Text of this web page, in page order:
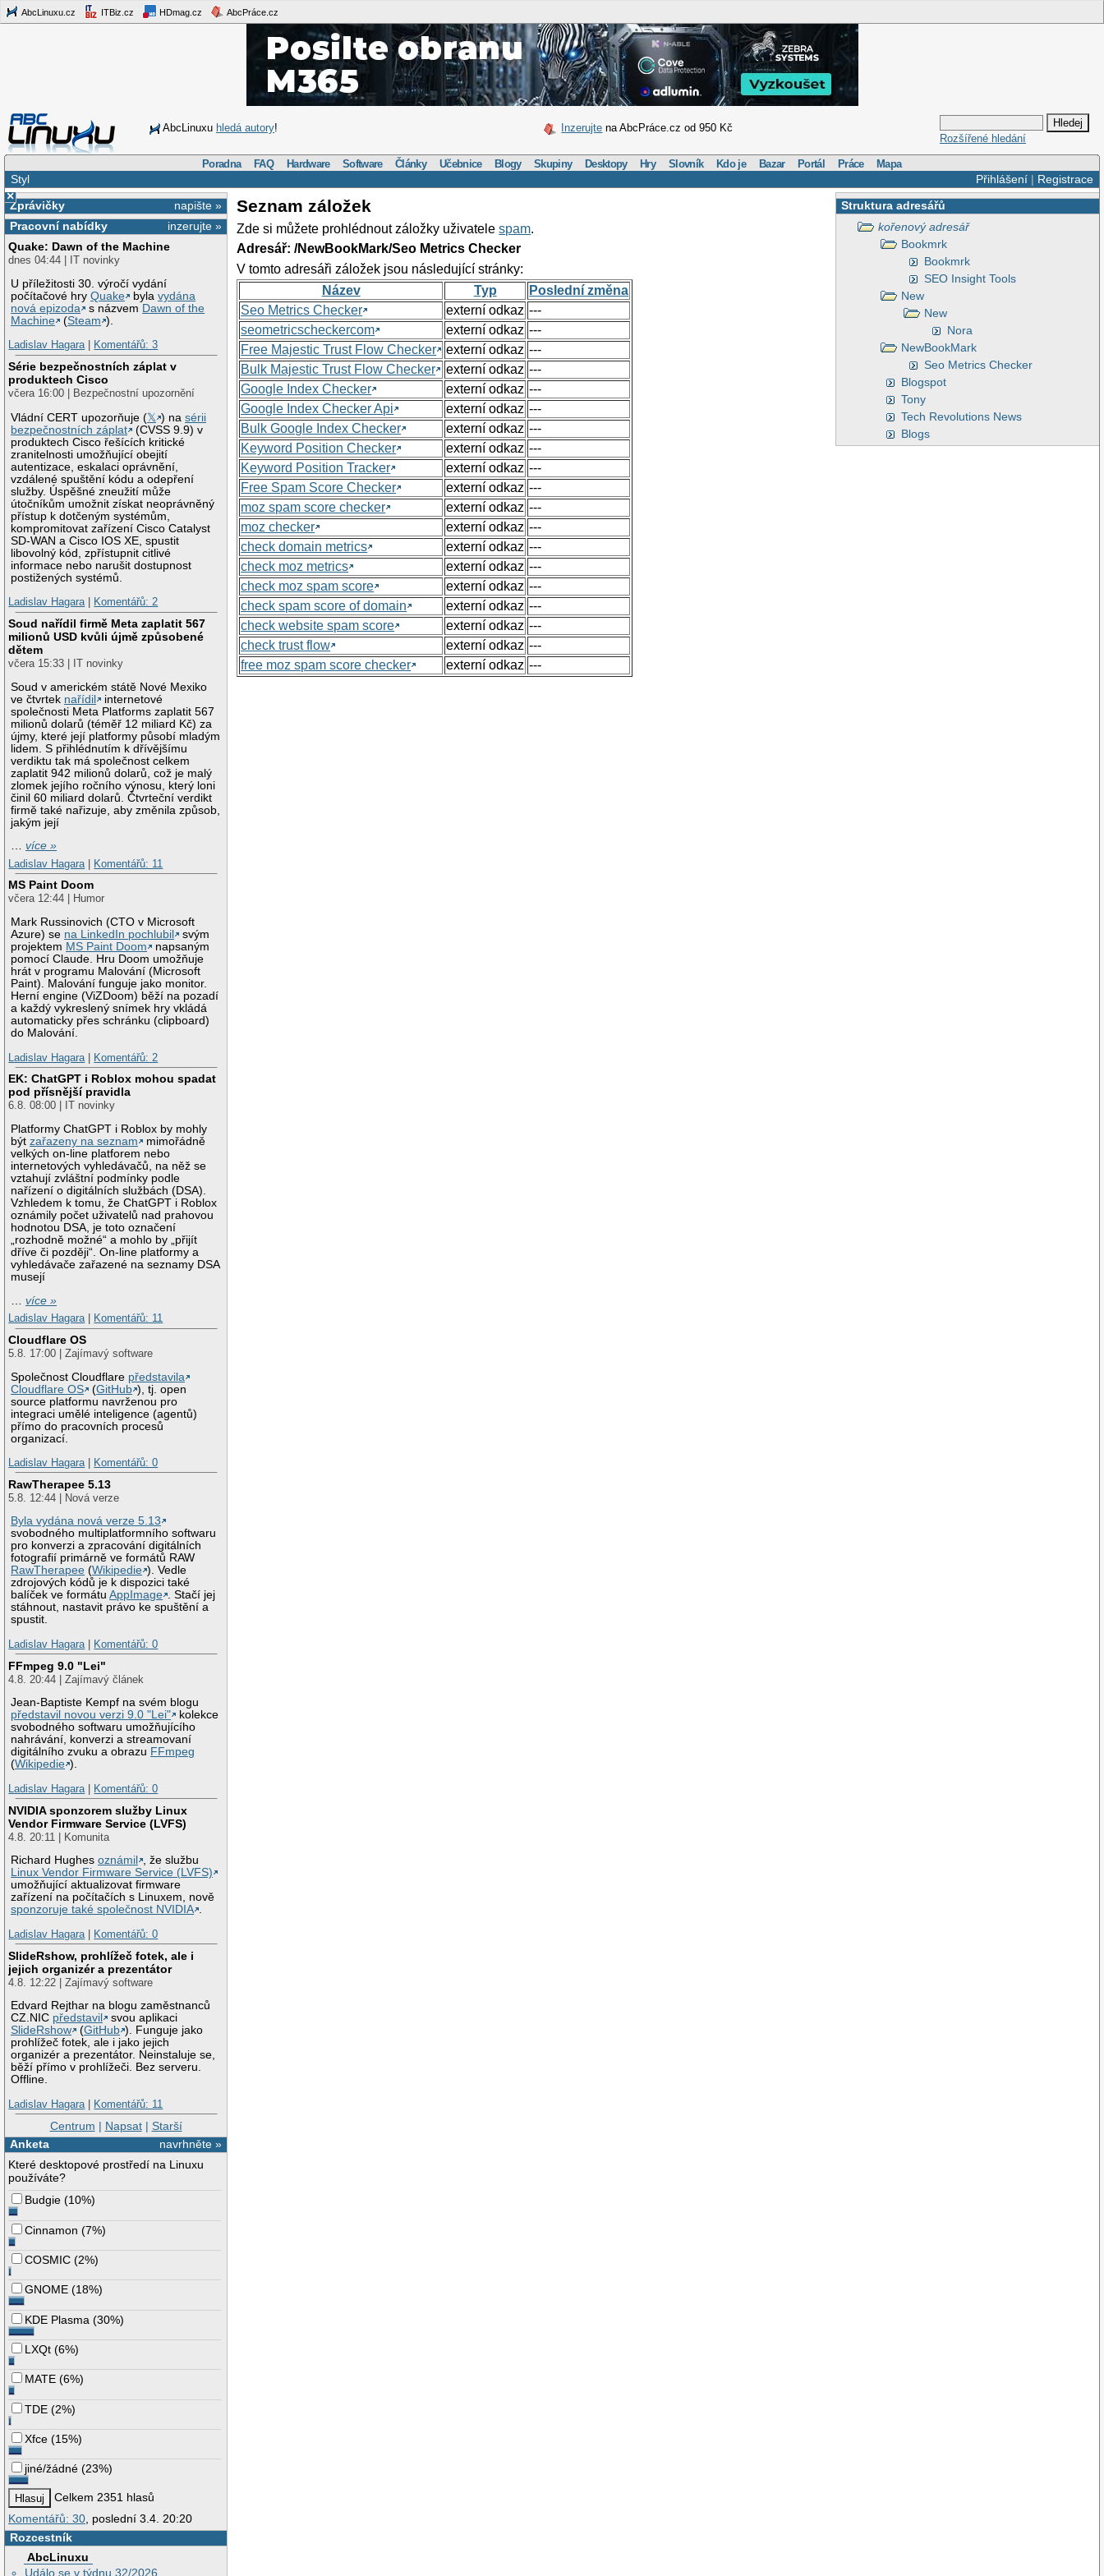
AbcLinuxu.cz ITBiz.cz HDmag.cz AbcPráce.cz
AbcLinuxu hledá autory! Inzerujte na AbcPráce.cz od 950 Kč
Rozšířené hledání
Poradna FAQ Hardware Software Články Učebnice Blogy Skupiny Desktopy Hry Slovník Kdo je Bazar Portál Práce Mapa
Přihlášení| Registrace
Styl
×
napište »
Zprávičky
inzerujte »
Pracovní nabídky
Quake: Dawn of the Machine
dnes 04:44 | IT novinky
U příležitosti 30. výročí vydání
počítačové hryQuake bylavydána
nová epizoda
s názvem Dawn of the
Machine
(Steam ).
Ladislav Hagara| Komentářů: 3
Série bezpečnostních záplat v
produktech Cisco
včera 16:00 | Bezpečnostní upozornění
Vládní CERT upozorňuje (𝕏 ) nasérii
bezpečnostních záplat
(CVSS 9.9) v
produktech Cisco řešících kritické
zranitelnosti umožňující obejití
autentizace, eskalaci oprávnění,
vzdálené spuštění kódu a odepření
služby. Úspěšné zneužití může
útočníkům umožnit získat neoprávněný
přístup k dotčeným systémům,
kompromitovat zařízení Cisco Catalyst
SD-WAN a Cisco IOS XE, spustit
libovolný kód, zpřístupnit citlivé
informace nebo narušit dostupnost
postižených systémů.
Ladislav Hagara| Komentářů: 2
Soud nařídil firmě Meta zaplatit 567
milionů USD kvůli újmě způsobené
dětem
včera 15:33 | IT novinky
Soud v americkém státě Nové Mexiko
ve čtvrtek nařídil
internetové
společnosti Meta Platforms zaplatit 567
milionů dolarů (téměř 12 miliard Kč) za
újmy, které její platformy působí mladým
lidem. S přihlédnutím k dřívějšímu
verdiktu tak má společnost celkem
zaplatit 942 milionů dolarů, což je malý
zlomek jejího ročního výnosu, který loni
činil 60 miliard dolarů. Čtvrteční verdikt
firmě také nařizuje, aby změnila způsob,
jakým její
…více »
Ladislav Hagara
Komentářů: 11
MS Paint Doom
včera 12:44 | Humor
Mark Russinovich (CTO v Microsoft
Azure) se na LinkedIn pochlubil
svým
projektem MS Paint Doom
napsaným
pomocí Claude. Hru Doom umožňuje
hrát v programu Malování (Microsoft
Paint). Malování funguje jako monitor.
Herní engine (ViZDoom) běží na pozadí
a každý vykreslený snímek hry vkládá
automaticky přes schránku (clipboard)
do Malování.
Ladislav Hagara
Komentářů: 2
EK: ChatGPT i Roblox mohou spadat
pod přísnější pravidla
6.8. 08:00 | IT novinky
Platformy ChatGPT i Roblox by mohly
býtzařazeny na seznam
mimořádně
velkých on-line platforem nebo
internetových vyhledávačů, na něž se
vztahují zvláštní podmínky podle
nařízení o digitálních službách (DSA).
Vzhledem k tomu, že ChatGPT i Roblox
oznámily počet uživatelů nad prahovou
hodnotou DSA, je toto označení
„rozhodně možné“ a mohlo by „přijít
dříve či později“. On-line platformy a
vyhledávače zařazené na seznamy DSA
musejí
…více »
Ladislav Hagara| Komentářů: 11
Cloudflare OS
5.8. 17:00 | Zajímavý software
Společnost Cloudflare představila
Cloudflare OS
(GitHub ), tj. open
source platformu navrženou pro
integraci umělé inteligence (agentů)
přímo do pracovních procesů
organizací.
Ladislav Hagara| Komentářů: 0
RawTherapee 5.13
5.8. 12:44 | Nová verze
Byla vydána nová verze 5.13
svobodného multiplatformního softwaru
pro konverzi a zpracování digitálních
fotografií primárně ve formátů RAW
RawTherapee (Wikipedie ). Vedle
zdrojových kódů je k dispozici také
balíček ve formátuAppImage . Stačí jej
stáhnout, nastavit právo ke spuštění a
spustit.
Ladislav Hagara| Komentářů: 0
FFmpeg 9.0 "Lei"
4.8. 20:44 | Zajímavý článek
Jean-Baptiste Kempf na svém blogu
představil novou verzi 9.0 "Lei"
kolekce
svobodného softwaru umožňujícího
nahrávání, konverzi a streamovaní
digitálního zvuku a obrazu FFmpeg
(Wikipedie ).
Ladislav Hagara| Komentářů: 0
NVIDIA sponzorem služby Linux
Vendor Firmware Service (LVFS)
4.8. 20:11 | Komunita
Richard Hughesoznámil
, že službu
Linux Vendor Firmware Service (LVFS)
umožňující aktualizovat firmware
zařízení na počítačích s Linuxem, nově
sponzoruje také společnost NVIDIA .
Ladislav Hagara| Komentářů: 0
SlideRshow, prohlížeč fotek, ale i
jejich organizér a prezentátor
4.8. 12:22 | Zajímavý software
Edvard Rejthar na blogu zaměstnanců
CZ.NIC představil
svou aplikaci
SlideRshow
(GitHub ). Funguje jako
prohlížeč fotek, ale i jako jejich
organizér a prezentátor. Neinstaluje se,
běží přímo v prohlížeči. Bez serveru.
Offline.
Ladislav Hagara| Komentářů: 11
Centrum | Napsat| Starší
navrhněte »
Anketa
Které desktopové prostředí na Linuxu
používáte?
Budgie (10%)
Cinnamon (7%)
COSMIC (2%)
GNOME (18%)
KDE Plasma (30%)
LXQt (6%)
MATE (6%)
TDE (2%)
Xfce (15%)
jiné/žádné (23%)
Celkem 2351 hlasů
Komentářů: 30 , poslední 3.4. 20:20
Rozcestník
AbcLinuxu
Událo se v týdnu 32/2026
Struktura adresářů
kořenový adresář
Bookmrk
Bookmrk
SEO Insight Tools
New
New
Nora
NewBookMark
Seo Metrics Checker
Blogspot
Tony
Tech Revolutions News
Blogs
Seznam záložek
Zde si můžete prohlédnout záložky uživatelespam.
Adresář: /NewBookMark/Seo Metrics Checker
V tomto adresáři záložek jsou následující stránky:
Název
Typ
Poslední změna
Seo Metrics Checker
externí odkaz ---
seometricscheckercom
externí odkaz ---
Free Majestic Trust Flow Checker
externí odkaz ---
Bulk Majestic Trust Flow Checker
externí odkaz ---
Google Index Checker
externí odkaz ---
Google Index Checker Api
externí odkaz ---
Bulk Google Index Checker
externí odkaz ---
Keyword Position Checker
externí odkaz ---
Keyword Position Tracker
externí odkaz ---
Free Spam Score Checker
externí odkaz ---
moz spam score checker
externí odkaz ---
moz checker
externí odkaz ---
check domain metrics
externí odkaz ---
check moz metrics
externí odkaz ---
check moz spam score
externí odkaz ---
check spam score of domain
externí odkaz ---
check website spam score
externí odkaz ---
check trust flow
externí odkaz ---
free moz spam score checker
externí odkaz ---